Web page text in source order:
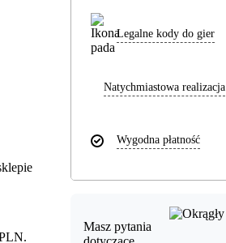
Legalne kody do gier
Natychmiastowa realizacja
Wygodna płatność
Masz pytania